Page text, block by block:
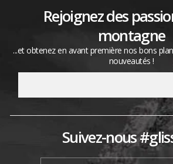
Rejoignez des
montagne
...et obtenez en avant première nos bons
nouveautés !
Suivez-nous